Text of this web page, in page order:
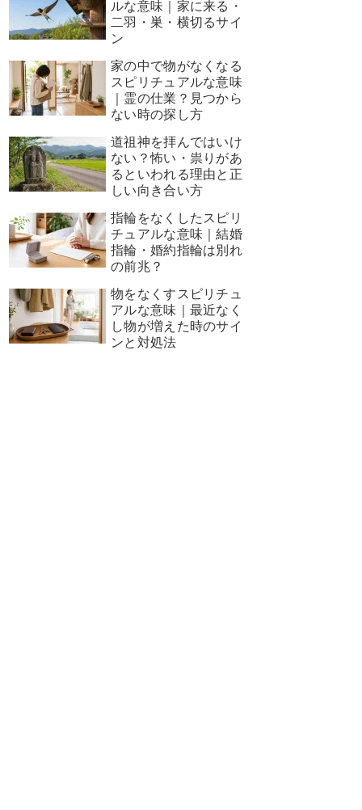
ルな意味｜家に来る・
二羽・巣・横切るサイ
ン
家の中で物がなくなる
スピリチュアルな意味
｜霊の仕業？見つから
ない時の探し方
道祖神を拝んではいけ
ない？怖い・祟りがあ
るといわれる理由と正
しい向き合い方
指輪をなくしたスピリ
チュアルな意味｜結婚
指輪・婚約指輪は別れ
の前兆？
物をなくすスピリチュ
アルな意味｜最近なく
し物が増えた時のサイ
ンと対処法